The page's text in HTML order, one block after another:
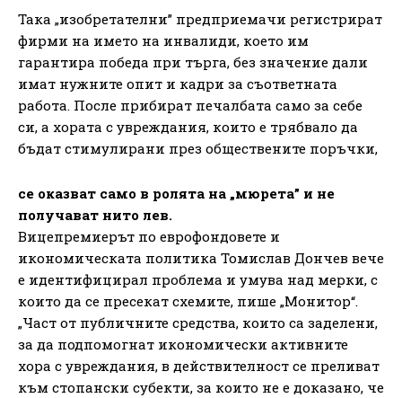
Така „изобретателни” предприемачи регистрират
фирми на името на инвалиди, което им
гарантира победа при търга, без значение дали
имат нужните опит и кадри за съответната
работа. После прибират печалбата само за себе
си, а хората с увреждания, които е трябвало да
бъдат стимулирани през обществените поръчки,
се оказват само в ролята на „мюрета” и не
получават нито лев.
Вицепремиерът по еврофондовете и
икономическата политика Томислав Дончев вече
е идентифицирал проблема и умува над мерки, с
които да се пресекат схемите, пише „Монитор“.
„Част от публичните средства, които са заделени,
за да подпомогнат икономически активните
хора с увреждания, в действителност се преливат
към стопански субекти, за които не е доказано, че